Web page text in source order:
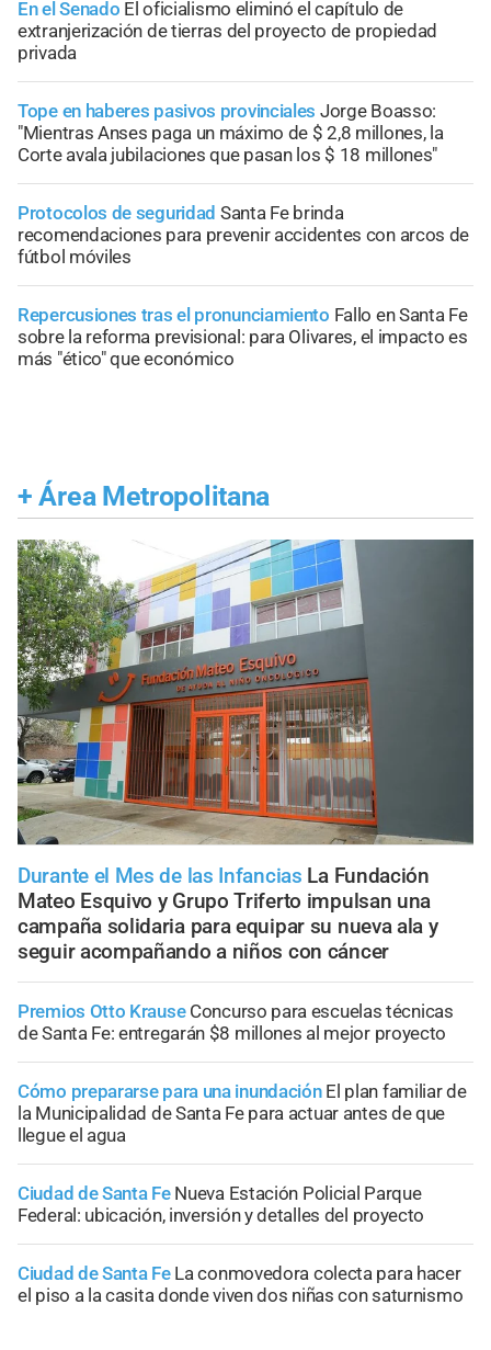
En el Senado El oficialismo eliminó el capítulo de
extranjerización de tierras del proyecto de propiedad
privada
Tope en haberes pasivos provinciales Jorge Boasso:
"Mientras Anses paga un máximo de $ 2,8 millones, la
Corte avala jubilaciones que pasan los $ 18 millones"
Protocolos de seguridad Santa Fe brinda
recomendaciones para prevenir accidentes con arcos de
fútbol móviles
Repercusiones tras el pronunciamiento Fallo en Santa Fe
sobre la reforma previsional: para Olivares, el impacto es
más "ético" que económico
+ Área Metropolitana
Durante el Mes de las Infancias La Fundación
Mateo Esquivo y Grupo Triferto impulsan una
campaña solidaria para equipar su nueva ala y
seguir acompañando a niños con cáncer
Premios Otto Krause Concurso para escuelas técnicas
de Santa Fe: entregarán $8 millones al mejor proyecto
Cómo prepararse para una inundación El plan familiar de
la Municipalidad de Santa Fe para actuar antes de que
llegue el agua
Ciudad de Santa Fe Nueva Estación Policial Parque
Federal: ubicación, inversión y detalles del proyecto
Ciudad de Santa Fe La conmovedora colecta para hacer
el piso a la casita donde viven dos niñas con saturnismo